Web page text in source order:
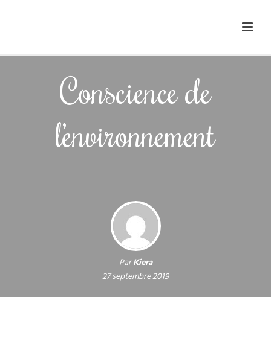
Conscience de
l’environnement
ParKiera
27 septembre 2019